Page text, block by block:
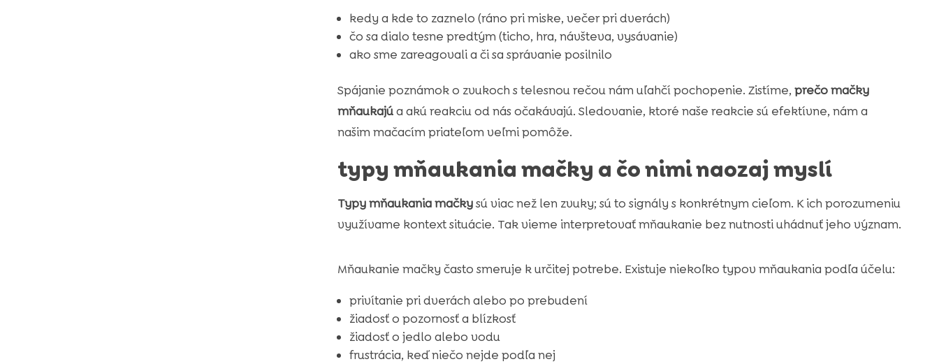
kedy a kde to zaznelo (ráno pri miske, večer pri dverách)
čo sa dialo tesne predtým (ticho, hra, návšteva, vysávanie)
ako sme zareagovali a či sa správanie posilnilo
Spájanie poznámok o zvukoch s telesnou rečou nám uľahčí pochopenie. Zistíme, prečo mačky
mňaukajúa akú reakciu od nás očakávajú. Sledovanie, ktoré naše reakcie sú efektívne, nám a
našim mačacím priateľom veľmi pomôže.
typy mňaukania mačky a čo nimi naozaj myslí
Typy mňaukania mačkysú viac než len zvuky; sú to signály s konkrétnym cieľom. K ich porozumeniu
využívame kontext situácie. Tak vieme interpretovať mňaukanie bez nutnosti uhádnuť jeho význam.
Mňaukanie mačky často smeruje k určitej potrebe. Existuje niekoľko typov mňaukania podľa účelu:
privítanie pri dverách alebo po prebudení
žiadosť o pozornosť a blízkosť
žiadosť o jedlo alebo vodu
frustrácia, keď niečo nejde podľa nej